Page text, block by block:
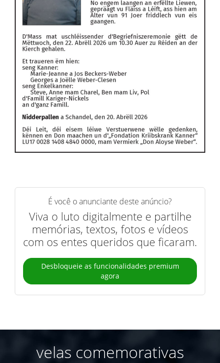
É você o anunciante deste anúncio?
Viva o luto digitalmente e partilhe
memórias, textos, fotos e vídeos
com os entes queridos que ficaram.
Desbloqueie as funcionalidades premium
agora
velas comemorativas